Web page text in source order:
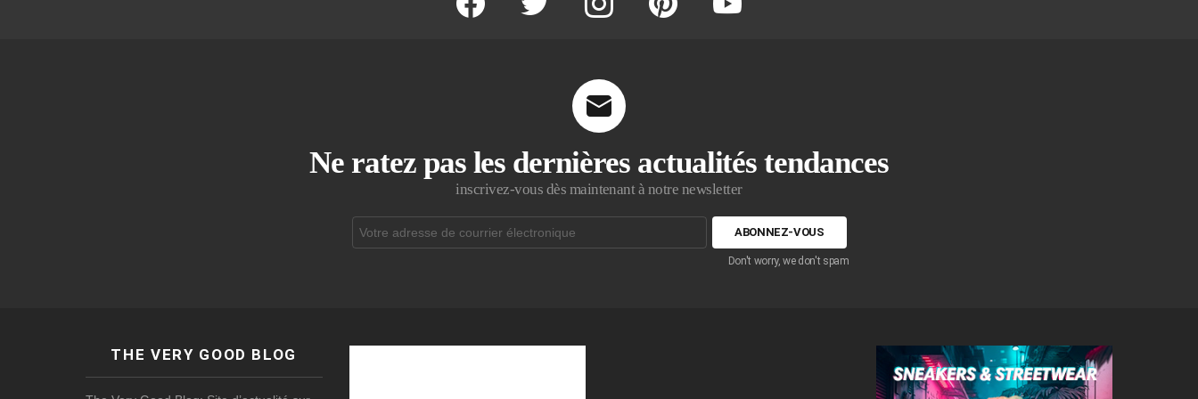
Ne ratez pas les dernières actualités tendances
inscrivez-vous dès maintenant à notre newsletter
de
courrier
Don't worry, we don't spam
THE VERY GOOD BLOG